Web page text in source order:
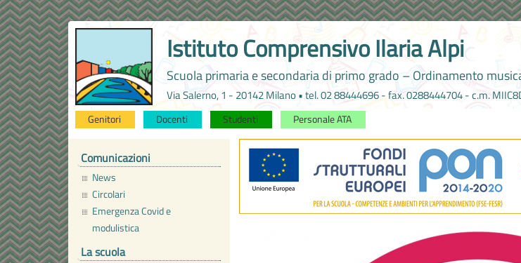
Istituto Comprensivo Ilaria Alpi
Scuola primaria e secondaria di primo grado – Ordinamento
Via Salerno, 1 - 20142 Milano • tel. 02 88444696 - fax. 0288444704 - c.m.
Genitori Docenti Studenti Personale ATA
Comunicazioni
News
Circolari
Emergenza Covid e
modulistica
La scuola